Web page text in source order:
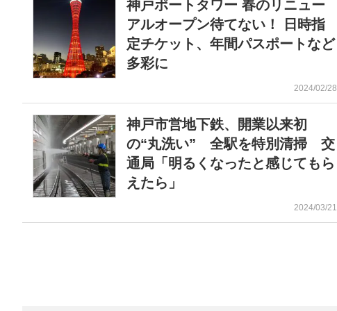
神戸ポートタワー 春のリニュー
アルオープン待てない！ 日時指
定チケット、年間パスポートなど
多彩に
2024/02/28
神戸市営地下鉄、開業以来初
の“丸洗い” 全駅を特別清掃 交
通局「明るくなったと感じてもら
えたら」
2024/03/21